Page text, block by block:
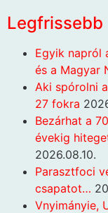
Legfrissebb
Egyik napról
és a Magyar
Aki spórolni
27 fokra
Bezárhat a
évekig
2026.08.10.
Parasztfoci
csapatot…
Vnyimányie,